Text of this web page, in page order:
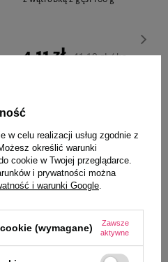
4,11 zł 41,10 zł / kg
dla
czworonoga
w celu realizacji usług zgodnie z
Możesz określić warunki
cookie w Twojej przeglądarce.
i prywatności można
i warunki Google
(wymagane)
Zawsze
aktywne